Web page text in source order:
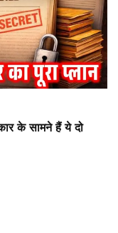
के सामने हैं ये दो